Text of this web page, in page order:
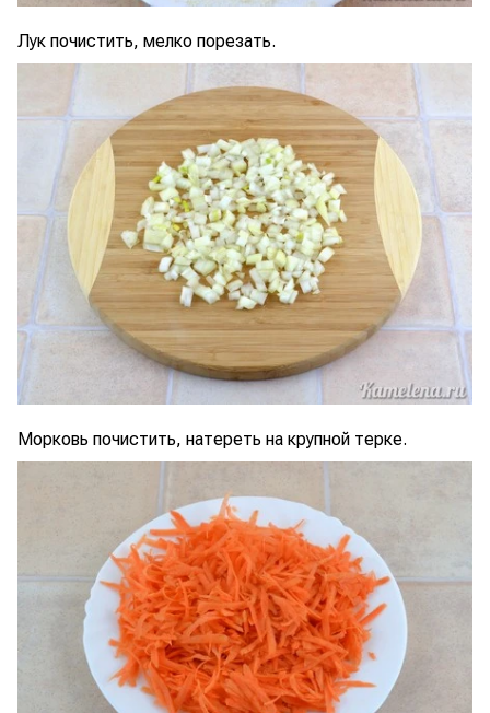
Лук почистить, мелко порезать.
Морковь почистить, натереть на крупной терке.